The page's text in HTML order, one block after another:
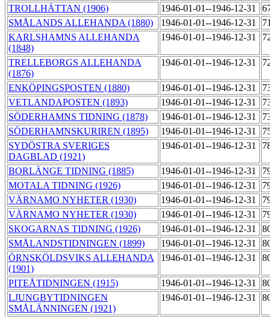
TROLLHÄTTAN (1906)
1946-01-01--1946-12-31
SMÅLANDS ALLEHANDA (1880)
1946-01-01--1946-12-31
KARLSHAMNS ALLEHANDA
(1848)
1946-01-01--1946-12-31
TRELLEBORGS ALLEHANDA
(1876)
1946-01-01--1946-12-31
ENKÖPINGSPOSTEN (1880) 1946-01-01--1946-12-31
VETLANDAPOSTEN (1893)
1946-01-01--1946-12-31
SÖDERHAMNS TIDNING (1878)
1946-01-01--1946-12-31
SÖDERHAMNSKURIREN (1895)
1946-01-01--1946-12-31
SYDÖSTRA SVERIGES
DAGBLAD (1921)
1946-01-01--1946-12-31
BORLÄNGE TIDNING (1885) 1946-01-01--1946-12-31
MOTALA TIDNING (1926)
1946-01-01--1946-12-31
VÄRNAMO NYHETER (1930)
1946-01-01--1946-12-31
VÄRNAMO NYHETER (1930)
1946-01-01--1946-12-31
SKOGARNAS TIDNING (1926)
1946-01-01--1946-12-31
SMÅLANDSTIDNINGEN (1899)
1946-01-01--1946-12-31
ÖRNSKÖLDSVIKS ALLEHANDA
(1901)
1946-01-01--1946-12-31
PITEÅTIDNINGEN (1915) 1946-01-01--1946-12-31
LJUNGBYTIDNINGEN
SMÅLÄNNINGEN (1921)
1946-01-01--1946-12-31